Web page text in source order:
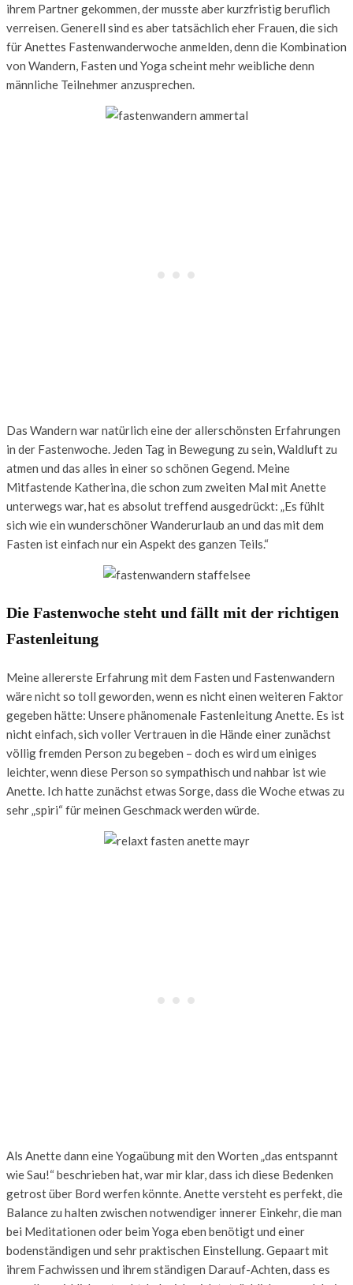
ihrem Partner gekommen, der musste aber kurzfristig beruflich
verreisen. Generell sind es aber tatsächlich eher Frauen, die sich
für Anettes Fastenwanderwoche anmelden, denn die Kombination
von Wandern, Fasten und Yoga scheint mehr weibliche denn
männliche Teilnehmer anzusprechen.
Das Wandern war natürlich eine der allerschönsten Erfahrungen
in der Fastenwoche. Jeden Tag in Bewegung zu sein, Waldluft zu
atmen und das alles in einer so schönen Gegend. Meine
Mitfastende Katherina, die schon zum zweiten Mal mit Anette
unterwegs war, hat es absolut treffend ausgedrückt: „Es fühlt
sich wie ein wunderschöner Wanderurlaub an und das mit dem
Fasten ist einfach nur ein Aspekt des ganzen Teils.“
Die Fastenwoche steht und fällt mit der richtigen
Fastenleitung
Meine allererste Erfahrung mit dem Fasten und Fastenwandern
wäre nicht so toll geworden, wenn es nicht einen weiteren Faktor
gegeben hätte: Unsere phänomenale Fastenleitung Anette. Es ist
nicht einfach, sich voller Vertrauen in die Hände einer zunächst
völlig fremden Person zu begeben – doch es wird um einiges
leichter, wenn diese Person so sympathisch und nahbar ist wie
Anette. Ich hatte zunächst etwas Sorge, dass die Woche etwas zu
sehr „spiri“ für meinen Geschmack werden würde.
Als Anette dann eine Yogaübung mit den Worten „das entspannt
wie Sau!“ beschrieben hat, war mir klar, dass ich diese Bedenken
getrost über Bord werfen könnte. Anette versteht es perfekt, die
Balance zu halten zwischen notwendiger innerer Einkehr, die man
bei Meditationen oder beim Yoga eben benötigt und einer
bodenständigen und sehr praktischen Einstellung. Gepaart mit
ihrem Fachwissen und ihrem ständigen Darauf-Achten, dass es